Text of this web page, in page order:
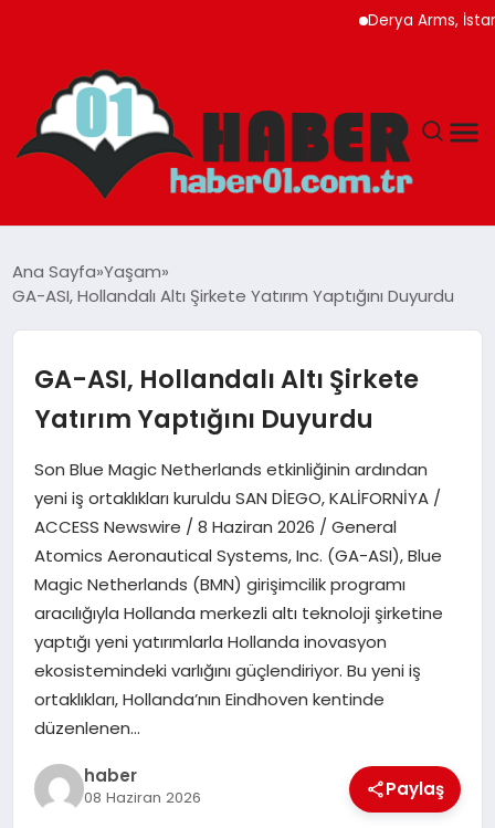
Derya Arms, İstanbul
ADANA
YAŞAM
GÜNDEM
TEKNOLOJI
Ana Sayfa Yaşam
GA-ASI, Hollandalı Altı Şirkete Yatırım Yaptığını Duyurdu
GA-ASI, Hollandalı Altı Şirkete
Yatırım Yaptığını Duyurdu
Son Blue Magic Netherlands etkinliğinin ardından
yeni iş ortaklıkları kuruldu SAN DİEGO, KALİFORNİYA /
ACCESS Newswire / 8 Haziran 2026 / General
Atomics Aeronautical Systems, Inc. (GA-ASI), Blue
Magic Netherlands (BMN) girişimcilik programı
aracılığıyla Hollanda merkezli altı teknoloji şirketine
yaptığı yeni yatırımlarla Hollanda inovasyon
ekosistemindeki varlığını güçlendiriyor. Bu yeni iş
ortaklıkları, Hollanda’nın Eindhoven kentinde
düzenlenen…
haber
08 Haziran 2026 Paylaş